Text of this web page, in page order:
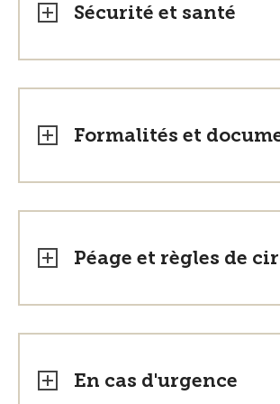
Sécurité et santé
Formalités et
Péage et règles de
En cas d'urgence